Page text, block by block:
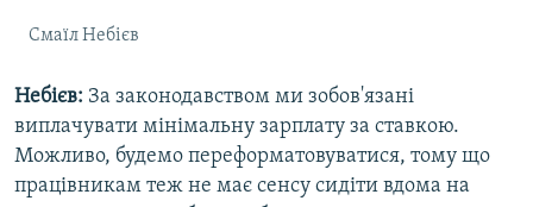
Смаїл Небієв
Небієв: За законодавством ми зобов'язані
виплачувати мінімальну зарплату за ставкою.
Можливо, будемо переформатовуватися, тому що
працівникам теж не має сенсу сидіти вдома на